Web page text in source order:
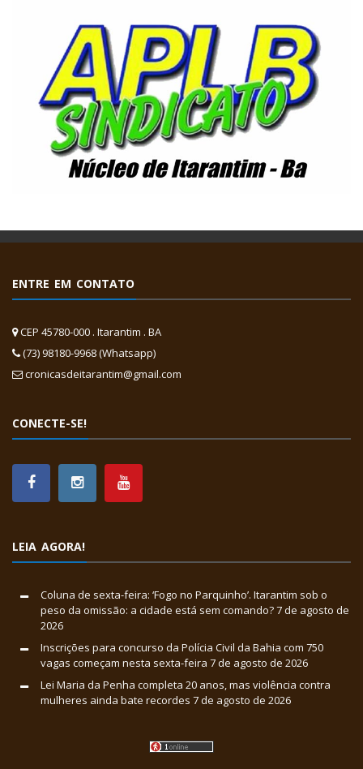
ENTRE EM CONTATO
CEP 45780-000 . Itarantim . BA
(73) 98180-9968 (Whatsapp)
cronicasdeitarantim@gmail.com
CONECTE-SE!
LEIA AGORA!
Coluna de sexta-feira: ‘Fogo no Parquinho’. Itarantim sob o
peso da omissão: a cidade está sem comando?7 de agosto de
2026
Inscrições para concurso da Polícia Civil da Bahia com 750
vagas começam nesta sexta-feira 7 de agosto de 2026
Lei Maria da Penha completa 20 anos, mas violência contra
mulheres ainda bate recordes 7 de agosto de 2026